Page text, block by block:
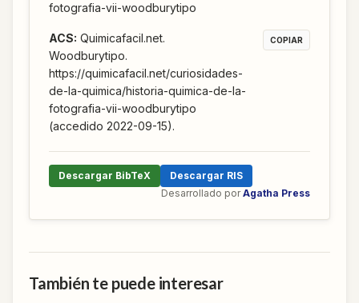
fotografia-vii-woodburytipo
ACS: Quimicafacil.net.
Woodburytipo.
https://quimicafacil.net/curiosidades-
de-la-quimica/historia-quimica-de-la-
fotografia-vii-woodburytipo
(accedido 2022-09-15).
COPIAR
Descargar BibTeX
Descargar RIS
Desarrollado por Agatha Press
También te puede interesar